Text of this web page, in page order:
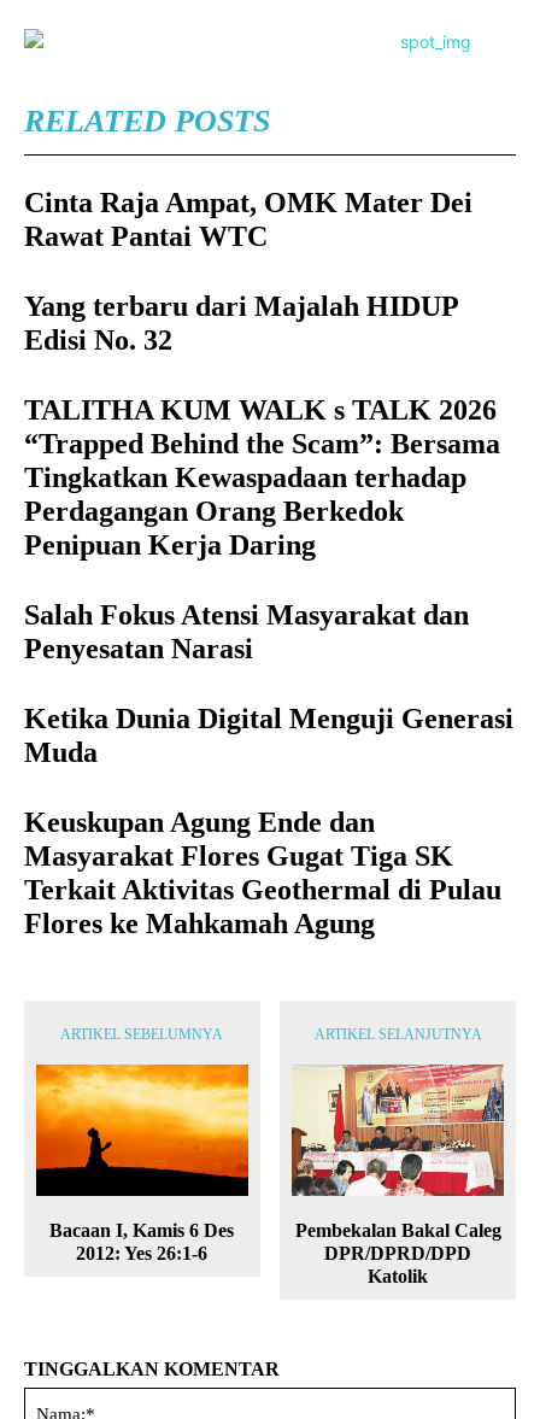
RELATED POSTS
Cinta Raja Ampat, OMK Mater Dei
Rawat Pantai WTC
Yang terbaru dari Majalah HIDUP
Edisi No. 32
TALITHA KUM WALK s TALK 2026
“Trapped Behind the Scam”: Bersama
Tingkatkan Kewaspadaan terhadap
Perdagangan Orang Berkedok
Penipuan Kerja Daring
Salah Fokus Atensi Masyarakat dan
Penyesatan Narasi
Ketika Dunia Digital Menguji Generasi
Muda
Keuskupan Agung Ende dan
Masyarakat Flores Gugat Tiga SK
Terkait Aktivitas Geothermal di Pulau
Flores ke Mahkamah Agung
ARTIKEL SEBELUMNYA
Bacaan I, Kamis 6 Des
2012: Yes 26:1-6
ARTIKEL SELANJUTNYA
Pembekalan Bakal Caleg
DPR/DPRD/DPD
Katolik
TINGGALKAN KOMENTAR